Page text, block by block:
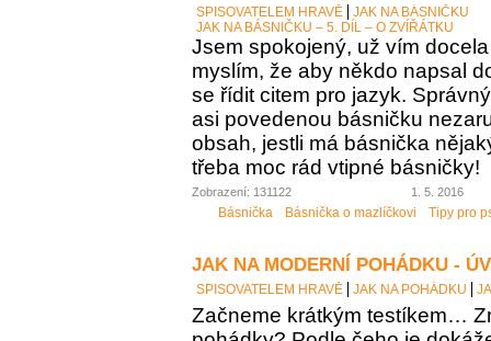
SPISOVATELEM HRAVĚ
JAK NA BÁSNIČKU
JAK NA BÁSNIČKU – 5. DÍL – O ZVÍŘÁTKU
Jsem spokojený, už vím
myslím, že aby někdo napsal
se řídit citem pro jazyk.
asi povedenou básničku
obsah, jestli má básnička
třeba moc rád vtipné básničky!
Zobrazení: 131122 1. 5. 2016
Básnička Básnička o mazlíčkovi Tipy pro
JAK NA MODERNÍ POHÁDKU -
SPISOVATELEM HRAVĚ JAK NA POHÁDKU
Začneme krátkým testíkem…